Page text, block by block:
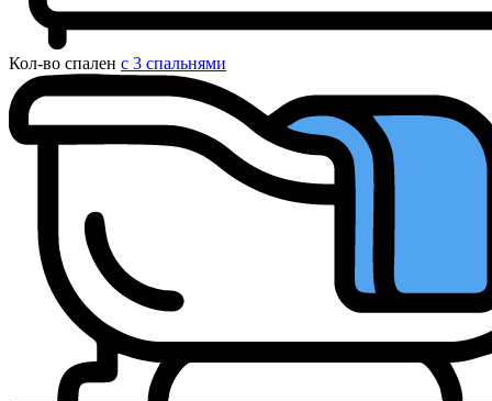
Кол-во спален с 3 спальнями